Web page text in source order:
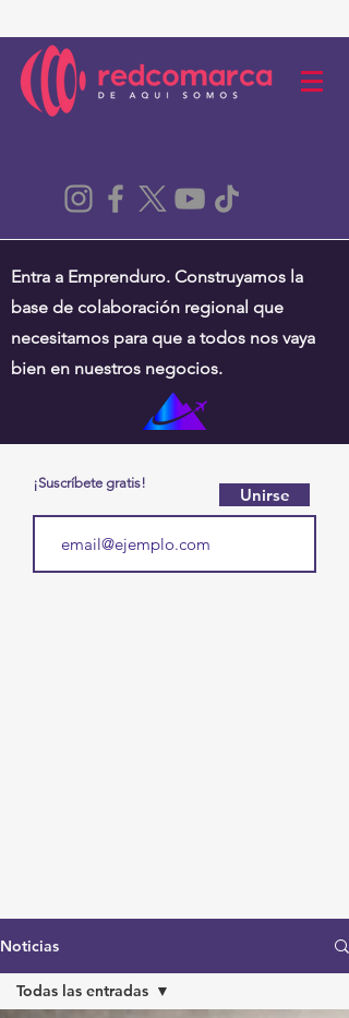
Entra a Emprenduro. Construyamos la
base de colaboración regional que
necesitamos para que a todos nos vaya
bien en nuestros negocios.
¡Suscríbete gratis!
Unirse
Noticias
Todas las entradas